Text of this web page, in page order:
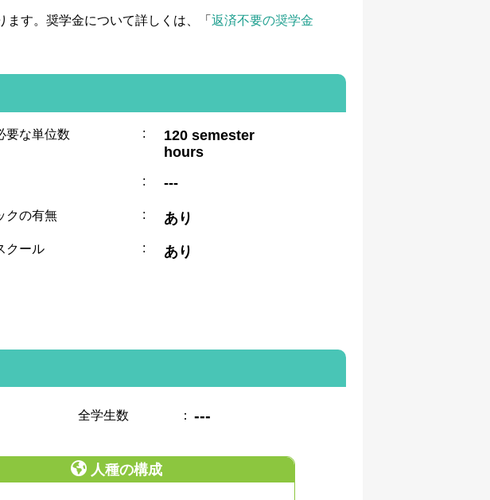
す。奨学金について詳しくは、「返済不要の奨学金
要な単位数 :
120 semester
hours
: ---
クの有無 : あり
クール : あり
全学生数 ： ---
人種の構成